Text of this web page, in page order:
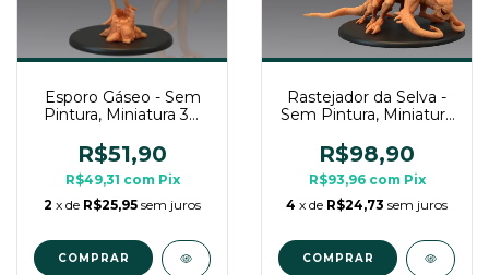
Esporo Gáseo - Sem
Pintura, Miniatura 3D
Mesa
R$51,90
R$49,31 com Pix
2 x de R$25,95 sem juros
Rastejador da Selva -
Sem Pintura, Miniatura
de Mesa
R$98,90
R$93,96 com Pix
4 x de R$24,73 sem juros
COMPRAR